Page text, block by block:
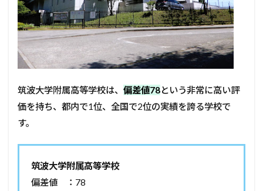
筑波大学附属高等学校は、 偏差値78という非常に高い評
価を持ち、都内で1位、全国で2位の実績を誇る学校で
す。
筑波大学附属高等学校
偏差値 ：78